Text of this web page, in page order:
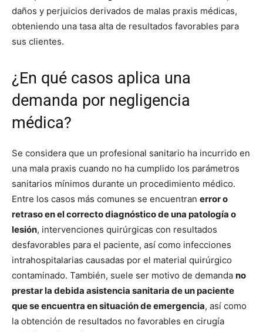
daños y perjuicios derivados de malas praxis médicas,
obteniendo una tasa alta de resultados favorables para
sus clientes.
¿En qué casos aplica una
demanda por negligencia
médica?
Se considera que un profesional sanitario ha incurrido en
una mala praxis cuando no ha cumplido los parámetros
sanitarios mínimos durante un procedimiento médico.
Entre los casos más comunes se encuentran error o
retraso en el correcto diagnóstico de una patología o
lesión, intervenciones quirúrgicas con resultados
desfavorables para el paciente, así como infecciones
intrahospitalarias causadas por el material quirúrgico
contaminado. También, suele ser motivo de demanda no
prestar la debida asistencia sanitaria de un paciente
que se encuentra en situación de emergencia, así como
la obtención de resultados no favorables en cirugía